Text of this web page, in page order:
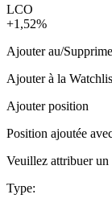
LCO
+1,52%
Ajouter au/
Ajouter à la
Ajouter position
Position ajoutée
Veuillez attribuer
Type: